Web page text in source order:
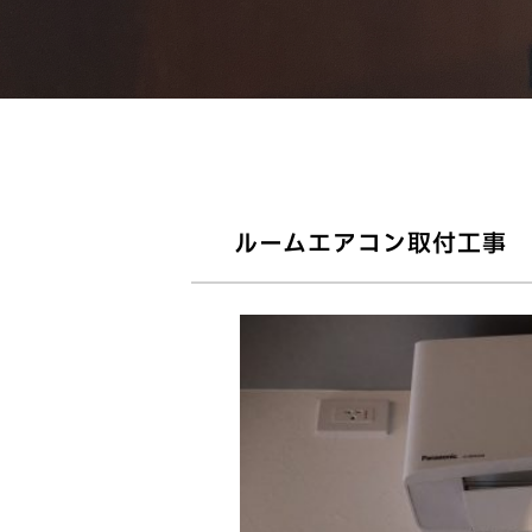
ルームエアコン取付工事